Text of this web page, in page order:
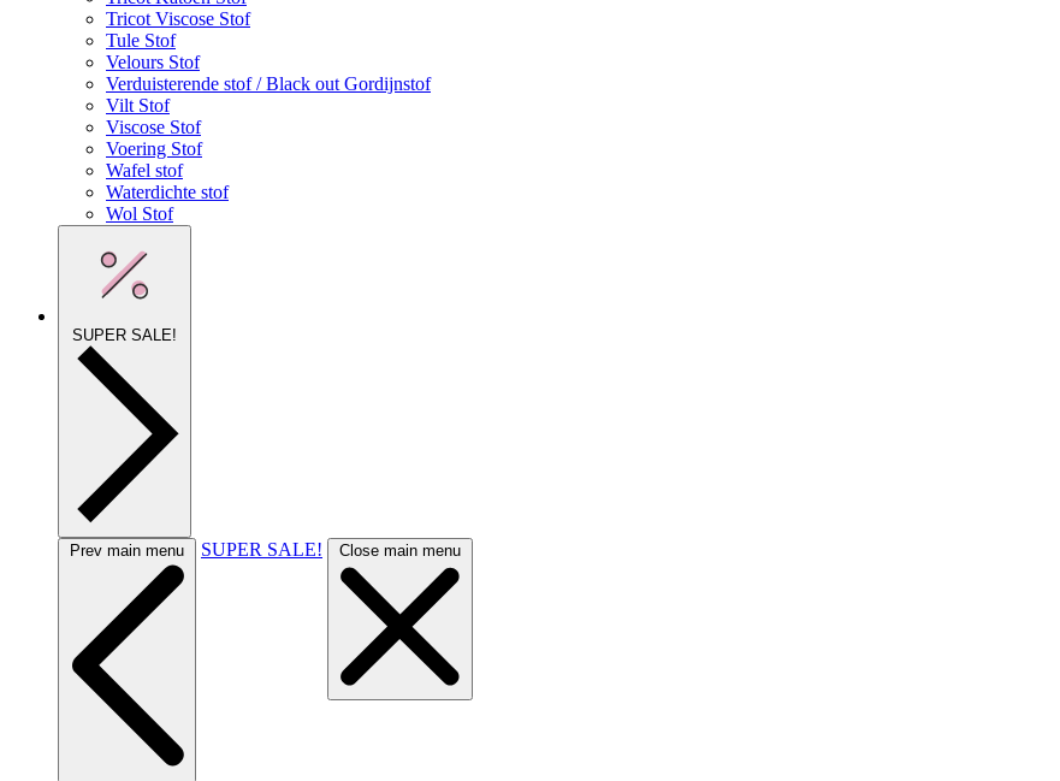
Tricot Viscose Stof
Tule Stof
Velours Stof
Verduisterende stof / Black out Gordijnstof
Vilt Stof
Viscose Stof
Voering Stof
Wafel stof
Waterdichte stof
Wol Stof
SUPER SALE!
Prev main menu SUPER SALE! Close main menu